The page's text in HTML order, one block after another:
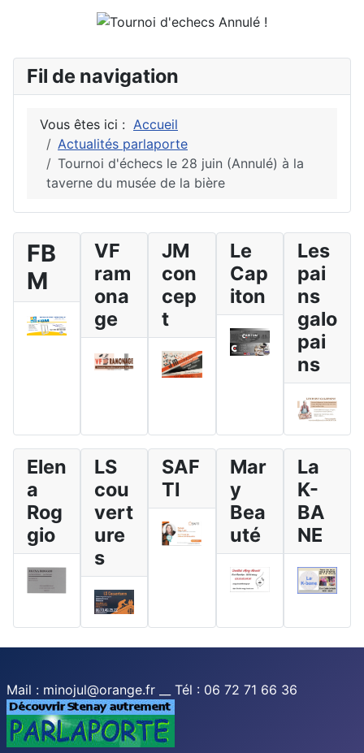
Fil de navigation
Vous êtes ici : Accueil
Actualités parlaporte
Tournoi d'échecs le 28 juin (Annulé) à la
taverne du musée de la bière
FB
M
VF
ram
ona
ge
JM
con
cep
t
Le
Cap
iton
Les
pai
ns
galo
pai
ns
Elen
a
Rog
gio
LS
cou
vert
ure
s
SAF
TI
Mar
y
Bea
uté
La
K-
BA
NE
Mail : minojul@orange.fr __ Tél : 06 72 71 66 36